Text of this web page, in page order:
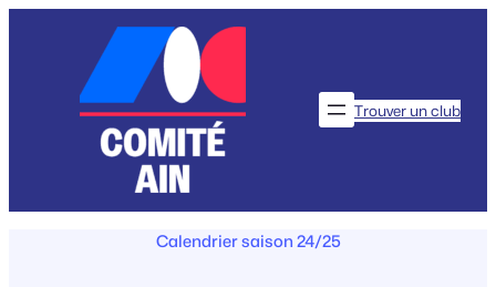
Trouver un club
Calendrier saison 24/25